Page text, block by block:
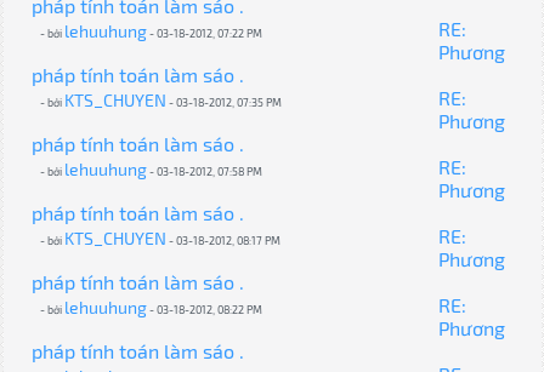
pháp tính toán làm sáo .
- bởi lehuuhung- 03-18-2012, 07:22 PM
RE:
Phương
pháp tính toán làm sáo .
- bởi KTS_CHUYEN - 03-18-2012, 07:35 PM
RE:
Phương
pháp tính toán làm sáo .
- bởi lehuuhung- 03-18-2012, 07:58 PM
RE:
Phương
pháp tính toán làm sáo .
- bởi KTS_CHUYEN - 03-18-2012, 08:17 PM
RE:
Phương
pháp tính toán làm sáo .
- bởi lehuuhung- 03-18-2012, 08:22 PM
RE:
Phương
pháp tính toán làm sáo .